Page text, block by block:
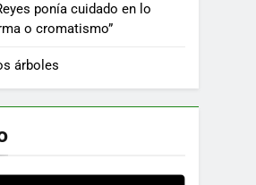
ponía cuidado en lo
o cromatismo”
árboles